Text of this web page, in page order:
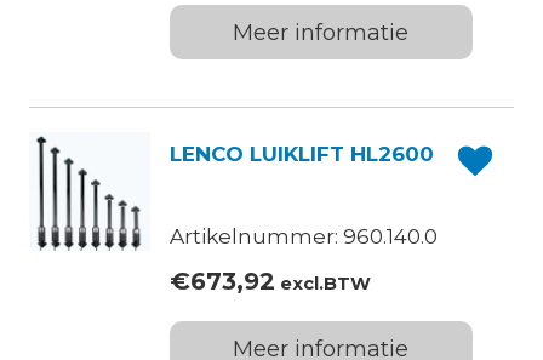
Meer informatie
LENCO LUIKLIFT HL2600
Artikelnummer: 960.140.0
€673,92 excl.BTW
Meer informatie